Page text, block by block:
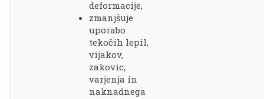
deformacije,
zmanjšuje
uporabo
tekočih lepil,
vijakov,
zakovic,
varjenja in
naknadnega